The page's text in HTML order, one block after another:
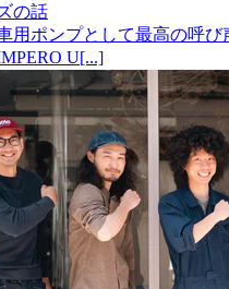
の話
用ポンプとして最高の呼び
U[...]